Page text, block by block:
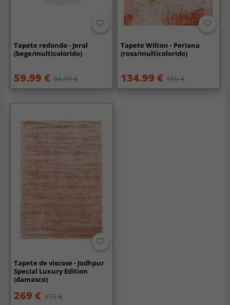
Tapete redondo - Jeral
(bege/multicolorido)
59.99 € 84.99 €
Tapete Wilton - Periana
(rosa/multicolorido)
134.99 € 189 €
Tapete de viscose - Jodhpur
Special Luxury Edition
(damasco)
269 € 379 €